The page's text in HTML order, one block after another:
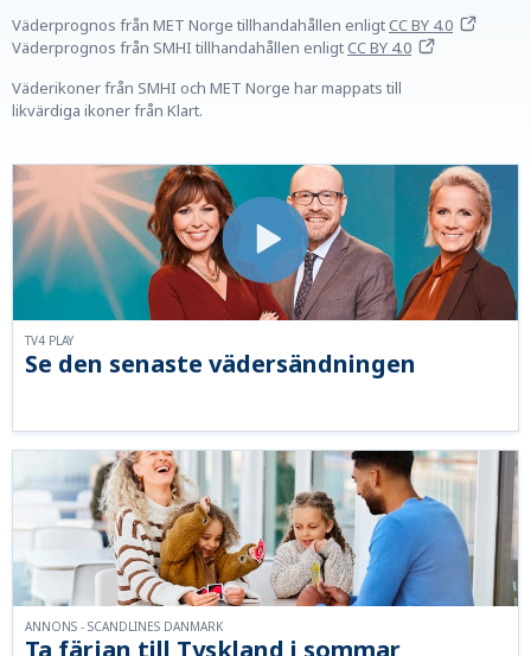
Väderprognos från MET Norge tillhandahållen enligtCC BY 4.0
Väderprognos från SMHI tillhandahållen enligtCC BY 4.0
Väderikoner från SMHI och MET Norge har mappats till
likvärdiga ikoner från Klart.
Se den senaste vädersändningen
TV4 PLAY
ANNONS - SCANDLINES DANMARK